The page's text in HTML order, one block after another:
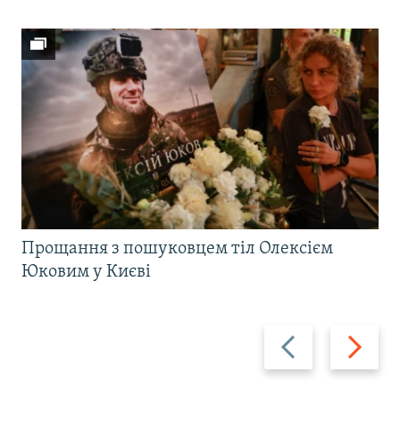
Назад Вперед
Прощання з пошуковцем тіл Олексієм
Юковим у Києві